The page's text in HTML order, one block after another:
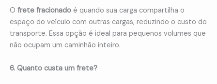
O frete fracionado é quando sua carga compartilha o
espaço do veículo com outras cargas, reduzindo o custo do
transporte. Essa opção é ideal para pequenos volumes que
não ocupam um caminhão inteiro.
6. Quanto custa um frete?